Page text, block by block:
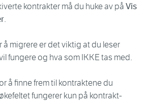
kontrakter må du huke av påVis
.
å migrere er det viktig at du leser
fungere og hva som IKKE tas med.
å finne frem til kontraktene du
fungerer kun på kontrakt-